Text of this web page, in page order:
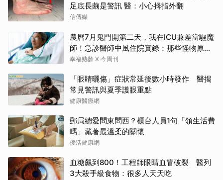
足底長繭是警訊 醫：小心拇指外翻
信傳媒
農曆7月鬼門開第二天，我在ICU兼差當驅魔
師！急診醫師中風住院實錄：那些怪物原來
叫譫妄
幸福熟齡 X 今周刊
「眼睛曬傷」症狀常延後數小時發作 醫揭
常見警訊與夏季護眼重點
健康醫療網
郵局總愛問東問西？櫃台人員1句「領生活費
嗎」藏著最溫柔的關懷
優活健康網
血糖飆到800！工程師眼睛血管破裂 醫列
3大殺手級食物：很多人天天吃